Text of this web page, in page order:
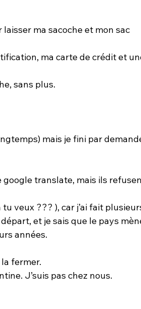
ma sacoche et mon sac
ma carte de crédit et
sans plus.
mais je fini par
translate, mais ils
veux ??? ), car j’ai fait
et je sais que le pays
années.
fermer.
J’suis pas chez nous.